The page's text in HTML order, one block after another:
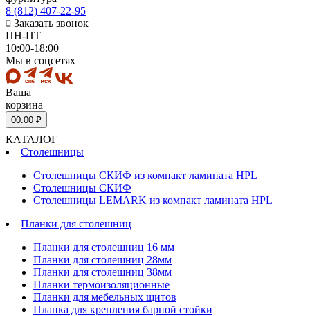
8 (812) 407-22-95
Заказать звонок
ПН-ПТ
10:00-18:00
Мы в соцсетях
Ваша
корзина
00.00 ₽
КАТАЛОГ
Столешницы
Столешницы СКИФ из компакт ламината HPL
Столешницы СКИФ
Столешницы LEMARK из компакт ламината HPL
Планки для столешниц
Планки для столешниц 16 мм
Планки для столешниц 28мм
Планки для столешниц 38мм
Планки термоизоляционные
Планки для мебельных щитов
Планка для крепления барной стойки